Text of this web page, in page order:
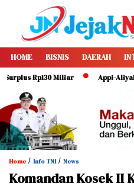
HOME BISNIS DAERAH
Rp130 Miliar Appi-Aliyah
Home / Info TNI/ News
Komandan Kosek II